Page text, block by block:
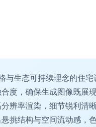
生态可持续理念的住宅
度，确保生成图像既展
辨率渲染，细节锐利清
挑结构与空间流动感，